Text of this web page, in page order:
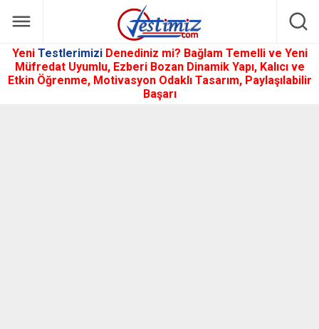
Yeni Testlerimizi Denediniz mi? Bağlam Temelli ve Yeni
Müfredat Uyumlu, Ezberi Bozan Dinamik Yapı, Kalıcı ve
Etkin Öğrenme, Motivasyon Odaklı Tasarım, Paylaşılabilir
Başarı